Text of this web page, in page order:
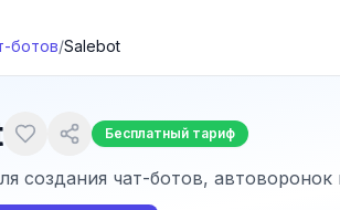
ботов/Salebot
Бесплатный тариф
создания чат-ботов,